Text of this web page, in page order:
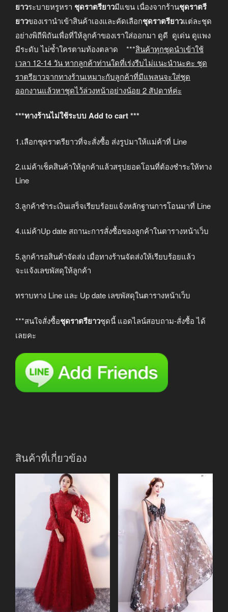
ยาวระบายหรูหรา ชุดราตรียาวมีแขน เนื่องจากร้านชุดราตรี
ยาวของเรานำเข้าสินค้าเองและคัดเลือกชุดราตรียาวแต่ละชุด
อย่างพิถีพิถันเพื่อที่ให้ลูกค้าของเราใส่ออกมา ดูดี ดูเด่น ดูแพง
มีระดับ ไม่ซ้ำใครตามท้องตลาด ***สินค้าทุกชุดนำเข้าใช้
เวลา 12-14 วัน หากลูกค้าท่านใดที่เร่งรีบไม่แนะนำนะคะ ชุด
ราตรียาวจากทางร้านเหมาะกับลูกค้าที่มีแพลนจะใส่ชุด
ออกงานแล้วหาชุดไว้ล่วงหน้าอย่างน้อย 2 สัปดาห์ค่ะ
***ทางร้านไม่ใช้ระบบ Add to cart ***
1.เลือกชุดราตรียาวที่จะสั่งซื้อ ส่งรูปมาให้แม่ค้าที่ Line
2.แม่ค้าเช็คสินค้าให้ลูกค้าแล้วสรุปยอดโอนที่ต้องชำระให้ทาง
Line
3.ลูกค้าชำระเงินเสร็จเรียบร้อยแจ้งหลักฐานการโอนมาที่ Line
4.แม่ค้าUp date สถานะการสั่งซื้อของลูกค้าในตารางหน้าเว็บ
5.ลูกค้ารอสินค้าจัดส่ง เมื่อทางร้านจัดส่งให้เรียบร้อยแล้ว
จะแจ้งเลขพัสดุให้ลูกค้า
ทราบทาง Line และ Up date เลขพัสดุในตารางหน้าเว็บ
***สนใจสั่งซื้อชุดราตรียาวชุดนี้ แอดไลน์สอบถาม-สั่งซื้อ ได้
เลยคะ
สินค้าที่เกี่ยวข้อง